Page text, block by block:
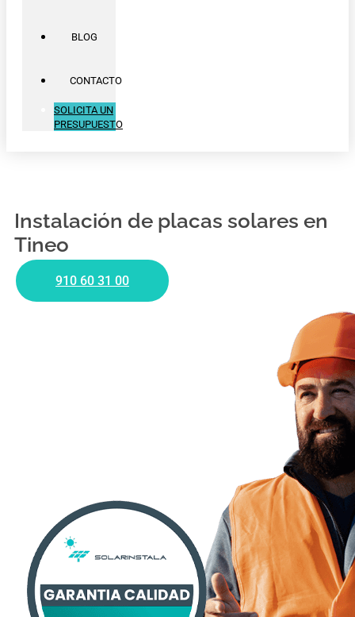
BLOG
CONTACTO
SOLICITA UN
PRESUPUESTO
Instalación de placas solares en
Tineo
910 60 31 00